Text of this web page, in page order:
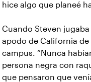
hice algo que planeé
Cuando Steven jugaba
apodo de California de
campus. “Nunca
persona negra con
que pensaron que